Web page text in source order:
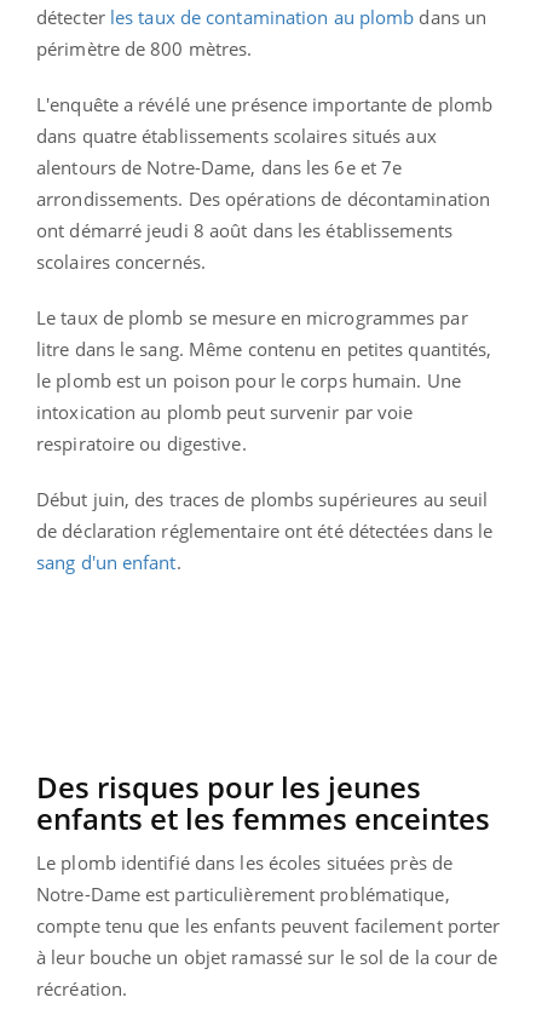
détecter les taux de contamination au plomb dans un
périmètre de 800 mètres.
L'enquête a révélé une présence importante de plomb
dans quatre établissements scolaires situés aux
alentours de Notre-Dame, dans les 6e et 7e
arrondissements. Des opérations de décontamination
ont démarré jeudi 8 août dans les établissements
scolaires concernés.
Le taux de plomb se mesure en microgrammes par
litre dans le sang. Même contenu en petites quantités,
le plomb est un poison pour le corps humain. Une
intoxication au plomb peut survenir par voie
respiratoire ou digestive.
Début juin, des traces de plombs supérieures au seuil
de déclaration réglementaire ont été détectées dans le
sang d'un enfant.
Des risques pour les jeunes
enfants et les femmes enceintes
Le plomb identifié dans les écoles situées près de
Notre-Dame est particulièrement problématique,
compte tenu que les enfants peuvent facilement porter
à leur bouche un objet ramassé sur le sol de la cour de
récréation.